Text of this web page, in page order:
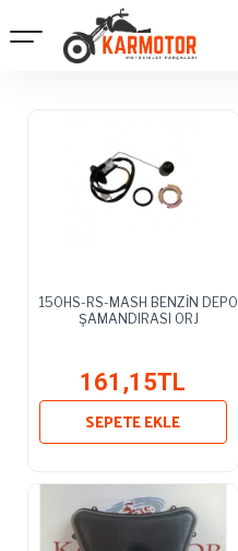
150HS-RS-MASH BENZİN DEPO
ŞAMANDIRASI ORJ
161,15TL
SEPETE EKLE